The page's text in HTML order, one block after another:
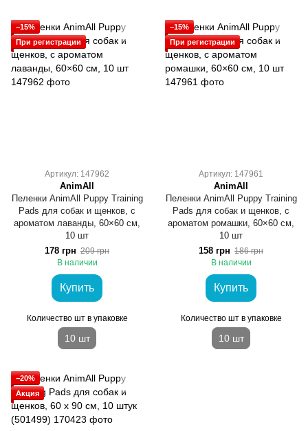
−15%
При регистрации
Артикул: 147962
AnimAll
Пеленки AnimAll Puppy Training
Pads для собак и щенков, с
ароматом лаванды, 60×60 см,
10 шт
178 грн 209 грн
В наличии
Купить
Количество шт в упаковке
10 шт
−15%
При регистрации
Артикул: 147961
AnimAll
Пеленки AnimAll Puppy Training
Pads для собак и щенков, с
ароматом ромашки, 60×60 см,
10 шт
158 грн 186 грн
В наличии
Купить
Количество шт в упаковке
10 шт
−20%
Акция